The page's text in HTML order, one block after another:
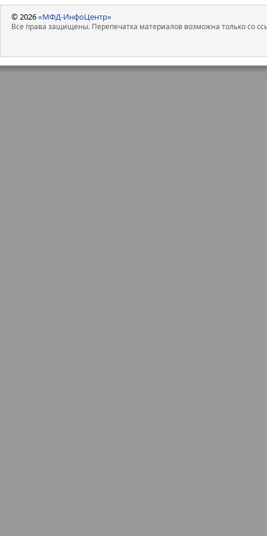
© 2026«МФД-ИнфоЦентр»
Все права защищены. Перепечатка материалов возможна только со